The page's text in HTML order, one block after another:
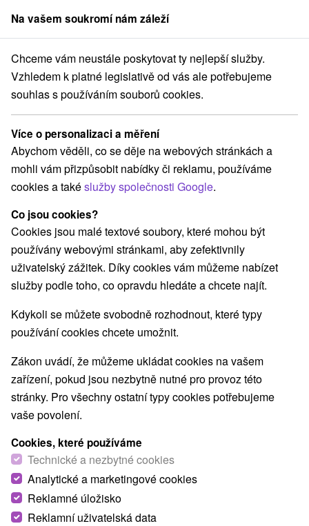
člen skupinySorger
Pobyty na Slovensku Víkendové pobyty Revúcka vrchovina
Víkendové pobyty Revúcka
vrchovina
Kategorie
Všechny kategorie
Wellness pobyty(2)
Víkendové pobyty
Vyberte lokalitu nebo termín
pro dva Štós (3)
VŠECHNY NEJLEVNĚJŠÍ NEJDRAŽŠÍ PODLE
Na vašem soukromí nám záleží
Chceme vám neustále poskytovat ty nejlepší služby.
Vzhledem k platné legislativě od vás ale potřebujeme
souhlas s používáním souborů cookies.
Více o personalizaci a měření
Abychom věděli, co se děje na webových stránkách a
mohli vám přizpůsobit nabídky či reklamu, používáme
cookies a takéslužby společnosti Google.
Co jsou cookies?
Cookies jsou malé textové soubory, které mohou být
používány webovými stránkami, aby zefektivnily
uživatelský zážitek. Díky cookies vám můžeme nabízet
služby podle toho, co opravdu hledáte a chcete najít.
Kdykoli se můžete svobodně rozhodnout, které typy
používání cookies chcete umožnit.
Zákon uvádí, že můžeme ukládat cookies na vašem
zařízení, pokud jsou nezbytně nutné pro provoz této
stránky. Pro všechny ostatní typy cookies potřebujeme
vaše povolení.
Cookies, které používáme
Technické a nezbytné cookies
Analytické a marketingové cookies
Reklamné úložisko
Reklamní uživatelská data